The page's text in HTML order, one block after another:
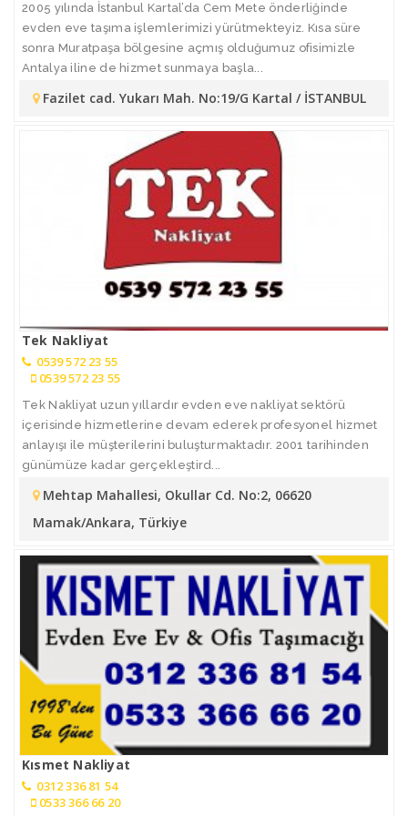
2005 yılında İstanbul Kartal’da Cem Mete önderliğinde
evden eve taşıma işlemlerimizi yürütmekteyiz. Kısa süre
sonra Muratpaşa bölgesine açmış olduğumuz ofisimizle
Antalya iline de hizmet sunmaya başla...
Fazilet cad. Yukarı Mah. No:19/G Kartal / İSTANBUL
Tek Nakliyat
0539 572 23 55
0539 572 23 55
Tek Nakliyat uzun yıllardır evden eve nakliyat sektörü
içerisinde hizmetlerine devam ederek profesyonel hizmet
anlayışı ile müşterilerini buluşturmaktadır. 2001 tarihinden
günümüze kadar gerçekleştird...
Mehtap Mahallesi, Okullar Cd. No:2, 06620
Mamak/Ankara, Türkiye
Kısmet Nakliyat
0312 336 81 54
0533 366 66 20